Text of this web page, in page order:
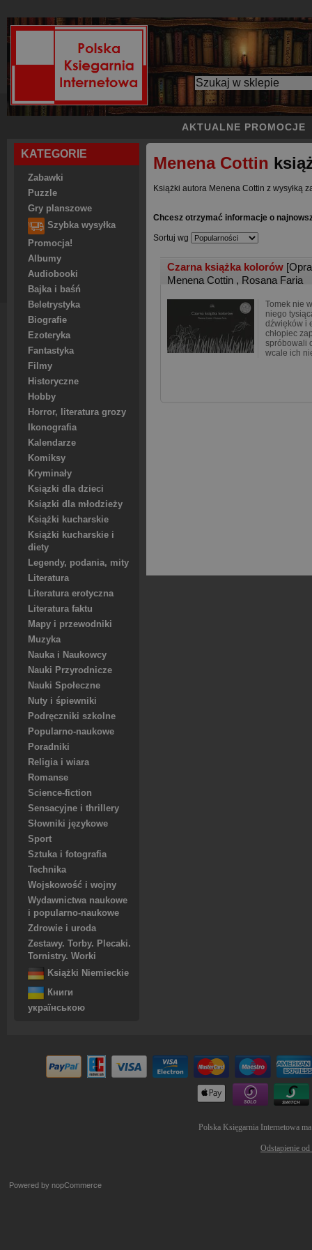
AKTUALNE PROMOCJE
KATEGORIE
Zabawki
Puzzle
Gry planszowe
Szybka wysyłka
Promocja!
Albumy
Audiobooki
Bajka i baśń
Beletrystyka
Biografie
Ezoteryka
Fantastyka
Filmy
Historyczne
Hobby
Horror, literatura grozy
Ikonografia
Kalendarze
Komiksy
Kryminały
Ksiązki dla dzieci
Ksiązki dla młodzieży
Książki kucharskie
Książki kucharskie i
diety
Legendy, podania, mity
Literatura
Literatura erotyczna
Literatura faktu
Mapy i przewodniki
Muzyka
Nauka i Naukowcy
Nauki Przyrodnicze
Nauki Społeczne
Nuty i śpiewniki
Podręczniki szkolne
Popularno-naukowe
Poradniki
Religia i wiara
Romanse
Science-fiction
Sensacyjne i thrillery
Słowniki językowe
Sport
Sztuka i fotografia
Technika
Wojskowość i wojny
Wydawnictwa naukowe
i popularno-naukowe
Zdrowie i uroda
Zestawy. Torby. Plecaki.
Tornistry. Worki
Książki Niemieckie
Книги
українською
Menena Cottin
Książki autora Menena Cottin z wysyłką
Chcesz otrzymać informacje o
Sortuj wg
Czarna książka kolorów
Menena Cottin , Rosana Faria
Tomek nie
niego
dźwięków i
chłopiec
spróbowali
wcale ich
Polska Księgarnia Internetowa
Odstąpienie
Powered by nopCommerce